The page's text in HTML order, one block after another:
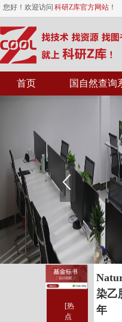
您好！欢迎访问 科研Z库官方网站 ！
首页 国自然查询
[热
点
染乙
年